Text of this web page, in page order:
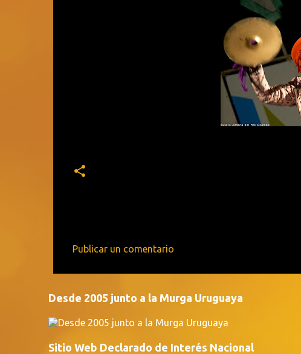
m
t
Publicar un comentario
Desde 2005 junto a la Murga Uruguaya
Sitio Web Declarado de Interés Nacional